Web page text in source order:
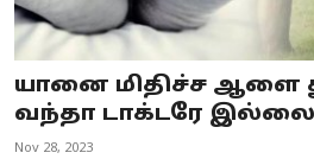
யானை மிதிச்ச ஆளை
வந்தா டாக்டரே
Nov 28, 2023